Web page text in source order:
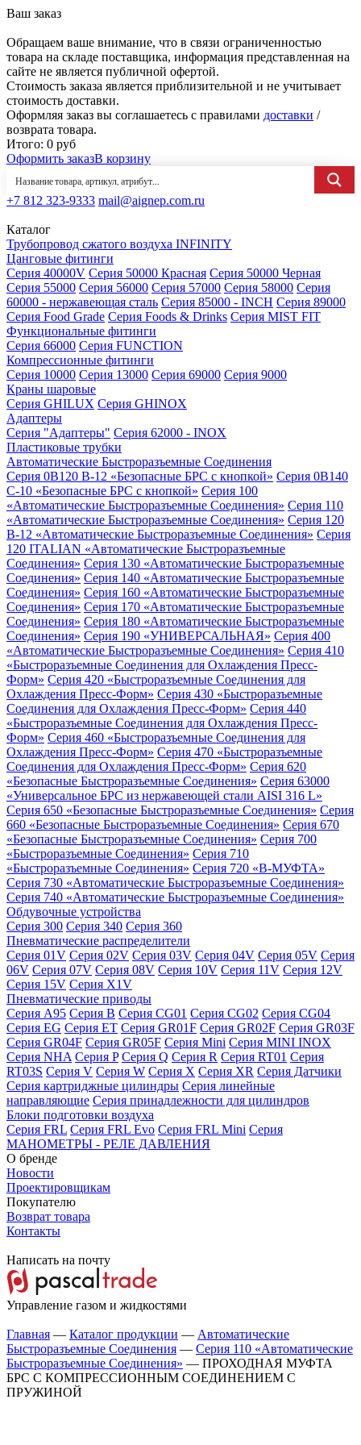
Ваш заказ
Обращаем ваше внимание, что в связи ограниченностью
товара на складе поставщика, информация представленная на
сайте не является публичной офертой.
Стоимость заказа является приблизительной и не учитывает
стоимость доставки.
Оформляя заказ вы соглашаетесь с правилами доставки /
возврата товара.
Итого: 0 руб
Оформить заказВ корзину
+7 812 323-9333 mail@aignep.com.ru
Каталог
Трубопровод сжатого воздуха INFINITY
Цанговые фитинги
Серия 40000V Серия 50000 Красная Серия 50000 Черная
Серия 55000 Серия 56000 Серия 57000 Серия 58000 Серия
60000 - нержавеющая сталь Серия 85000 - INCH Серия 89000
Серия Food Grade Серия Foods & Drinks Серия MIST FIT
Функциональные фитинги
Серия 66000 Серия FUNCTION
Компрессионные фитинги
Серия 10000 Серия 13000 Серия 69000 Серия 9000
Краны шаровые
Серия GHILUX Серия GHINOX
Адаптеры
Серия "Адаптеры" Серия 62000 - INOX
Пластиковые трубки
Автоматические Быстроразъемные Соединения
Серия 0B120 B-12 «Безопасные БРС с кнопкой» Серия 0B140
C-10 «Безопасные БРС с кнопкой» Серия 100
«Автоматические Быстроразъемные Соединения» Серия 110
«Автоматические Быстроразъемные Соединения» Серия 120
B-12 «Автоматические Быстроразъемные Соединения» Серия
120 ITALIAN «Автоматические Быстроразъемные
Соединения» Серия 130 «Автоматические Быстроразъемные
Соединения» Серия 140 «Автоматические Быстроразъемные
Соединения» Серия 160 «Автоматические Быстроразъемные
Соединения» Серия 170 «Автоматические Быстроразъемные
Соединения» Серия 180 «Автоматические Быстроразъемные
Соединения» Серия 190 «УНИВЕРСАЛЬНАЯ» Серия 400
«Автоматические Быстроразъемные Соединения» Серия 410
«Быстроразъемные Соединения для Охлаждения Пресс-
Форм» Серия 420 «Быстроразъемные Соединения для
Охлаждения Пресс-Форм» Серия 430 «Быстроразъемные
Соединения для Охлаждения Пресс-Форм» Серия 440
«Быстроразъемные Соединения для Охлаждения Пресс-
Форм» Серия 460 «Быстроразъемные Соединения для
Охлаждения Пресс-Форм» Серия 470 «Быстроразъемные
Соединения для Охлаждения Пресс-Форм» Серия 620
«Безопасные Быстроразъемные Соединения» Серия 63000
«Универсальное БРС из нержавеющей стали AISI 316 L»
Серия 650 «Безопасные Быстроразъемные Соединения» Серия
660 «Безопасные Быстроразъемные Соединения» Серия 670
«Безопасные Быстроразъемные Соединения» Серия 700
«Быстроразъемные Соединения» Серия 710
«Быстроразъемные Соединения» Серия 720 «B-МУФТА»
Серия 730 «Автоматические Быстроразъемные Соединения»
Серия 740 «Автоматические Быстроразъемные Соединения»
Обдувочные устройства
Серия 300 Серия 340 Серия 360
Пневматические распределители
Серия 01V Серия 02V Серия 03V Серия 04V Серия 05V Серия
06V Серия 07V Серия 08V Серия 10V Серия 11V Серия 12V
Серия 15V Серия X1V
Пневматические приводы
Серия A95 Серия B Серия CG01 Серия CG02 Серия CG04
Серия EG Серия ET Серия GR01F Серия GR02F Серия GR03F
Серия GR04F Серия GR05F Серия Mini Серия MINI INOX
Серия NHA Серия P Серия Q Серия R Серия RT01 Серия
RT03S Серия V Серия W Серия X Серия XR Серия Датчики
Серия картриджные цилиндры Серия линейные
направляющие Серия принадлежности для цилиндров
Блоки подготовки воздуха
Серия FRL Серия FRL Evo Серия FRL Mini Серия
МАНОМЕТРЫ - РЕЛЕ ДАВЛЕНИЯ
О бренде
Новости
Проектировщикам
Покупателю
Возврат товара
Контакты
Написать на почту
Управление газом и жидкостями
Главная — Каталог продукции — Автоматические
Быстроразъемные Соединения — Серия 110 «Автоматические
Быстроразъемные Соединения» — ПРОХОДНАЯ МУФТА
БРС С КОМПРЕССИОННЫМ СОЕДИНЕНИЕМ С
ПРУЖИНОЙ